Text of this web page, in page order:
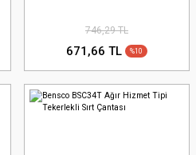
746,29 TL
671,66 TL %10